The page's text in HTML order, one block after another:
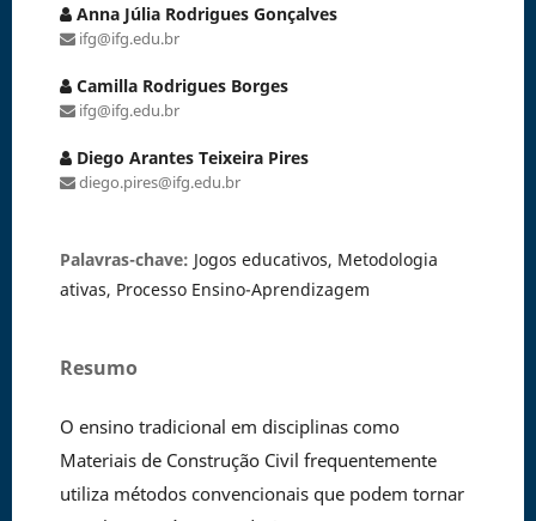
Anna Júlia Rodrigues Gonçalves
ifg@ifg.edu.br
Camilla Rodrigues Borges
ifg@ifg.edu.br
Diego Arantes Teixeira Pires
diego.pires@ifg.edu.br
Palavras-chave: Jogos educativos, Metodologia
ativas, Processo Ensino-Aprendizagem
Resumo
O ensino tradicional em disciplinas como
Materiais de Construção Civil frequentemente
utiliza métodos convencionais que podem tornar